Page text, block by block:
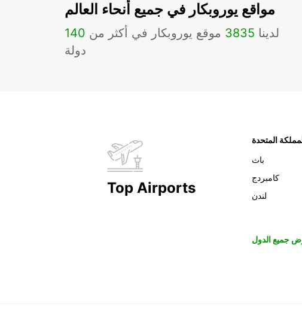
مواقع يوروبكار في جميع أنحاء العالم
لدينا 3835 موقع يوروبكار في أكثر من 140
دولة
Top Airports
المتحدة
باث
كامبردج
لندن
جميع الدول